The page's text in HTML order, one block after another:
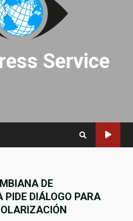
Service
DE
PIDE DIÁLOGO PARA